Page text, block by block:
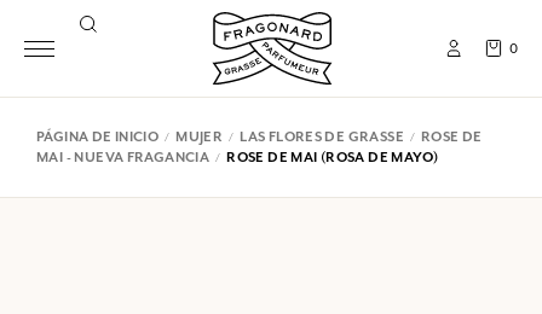
0
PÁGINA DE INICIO MUJER LAS FLORES DE GRASSE
ROSE DE
MAI - NUEVA FRAGANCIA
ROSE DE MAI (ROSA DE MAYO)